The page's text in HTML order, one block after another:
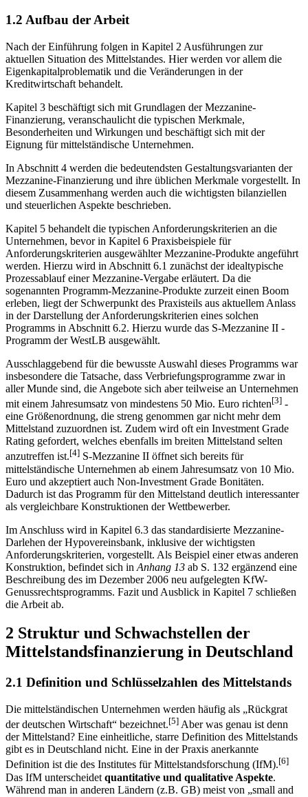
1.2 Aufbau der Arbeit
Nach der Einführung folgen in Kapitel 2 Ausführungen zur
aktuellen Situation des Mittelstandes. Hier werden vor allem die
Eigenkapitalproblematik und die Veränderungen in der
Kreditwirtschaft behandelt.
Kapitel 3 beschäftigt sich mit Grundlagen der Mezzanine-
Finanzierung, veranschaulicht die typischen Merkmale,
Besonderheiten und Wirkungen und beschäftigt sich mit der
Eignung für mittelständische Unternehmen.
In Abschnitt 4 werden die bedeutendsten Gestaltungsvarianten der
Mezzanine-Finanzierung und ihre üblichen Merkmale vorgestellt. In
diesem Zusammenhang werden auch die wichtigsten bilanziellen
und steuerlichen Aspekte beschrieben.
Kapitel 5 behandelt die typischen Anforderungskriterien an die
Unternehmen, bevor in Kapitel 6 Praxisbeispiele für
Anforderungskriterien ausgewählter Mezzanine-Produkte angeführt
werden. Hierzu wird in Abschnitt 6.1 zunächst der idealtypische
Prozessablauf einer Mezzanine-Vergabe erläutert. Da die
sogenannten Programm-Mezzanine-Produkte zurzeit einen Boom
erleben, liegt der Schwerpunkt des Praxisteils aus aktuellem Anlass
in der Darstellung der Anforderungskriterien eines solchen
Programms in Abschnitt 6.2. Hierzu wurde das S-Mezzanine II -
Programm der WestLB ausgewählt.
Ausschlaggebend für die bewusste Auswahl dieses Programms war
insbesondere die Tatsache, dass Verbriefungsprogramme zwar in
aller Munde sind, die Angebote sich aber teilweise an Unternehmen
mit einem Jahresumsatz von mindestens 50 Mio. Euro richten[3] -
eine Größenordnung, die streng genommen gar nicht mehr dem
Mittelstand zuzuordnen ist. Zudem wird oft ein Investment Grade
Rating gefordert, welches ebenfalls im breiten Mittelstand selten
anzutreffen ist.[4] S-Mezzanine II öffnet sich bereits für
mittelständische Unternehmen ab einem Jahresumsatz von 10 Mio.
Euro und akzeptiert auch Non-Investment Grade Bonitäten.
Dadurch ist das Programm für den Mittelstand deutlich interessanter
als vergleichbare Konstruktionen der Wettbewerber.
Im Anschluss wird in Kapitel 6.3 das standardisierte Mezzanine-
Darlehen der Hypovereinsbank, inklusive der wichtigsten
Anforderungskriterien, vorgestellt. Als Beispiel einer etwas anderen
Konstruktion, befindet sich in Anhang 13 ab S. 132 ergänzend eine
Beschreibung des im Dezember 2006 neu aufgelegten KfW-
Genussrechtsprogramms. Fazit und Ausblick in Kapitel 7 schließen
die Arbeit ab.
2 Struktur und Schwachstellen der
Mittelstandsfinanzierung in Deutschland
2.1 Definition und Schlüsselzahlen des Mittelstands
Die mittelständischen Unternehmen werden häufig als „Rückgrat
der deutschen Wirtschaft“ bezeichnet.[5] Aber was genau ist denn
der Mittelstand? Eine einheitliche, starre Definition des Mittelstands
gibt es in Deutschland nicht. Eine in der Praxis anerkannte
Definition ist die des Institutes für Mittelstandsforschung (IfM).[6]
Das IfM unterscheidet quantitative und qualitative Aspekte.
Während man in anderen Ländern (z.B. GB) meist von „small and